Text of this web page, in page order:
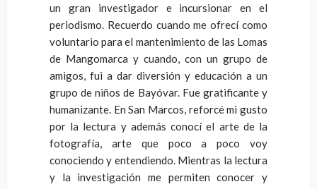
un gran investigador e incursionar en el
periodismo. Recuerdo cuando me ofrecí como
voluntario para el mantenimiento de las Lomas
de Mangomarca y cuando, con un grupo de
amigos, fui a dar diversión y educación a un
grupo de niños de Bayóvar. Fue gratificante y
humanizante. En San Marcos, reforcé mi gusto
por la lectura y además conocí el arte de la
fotografía, arte que poco a poco voy
conociendo y entendiendo. Mientras la lectura
y la investigación me permiten conocer y